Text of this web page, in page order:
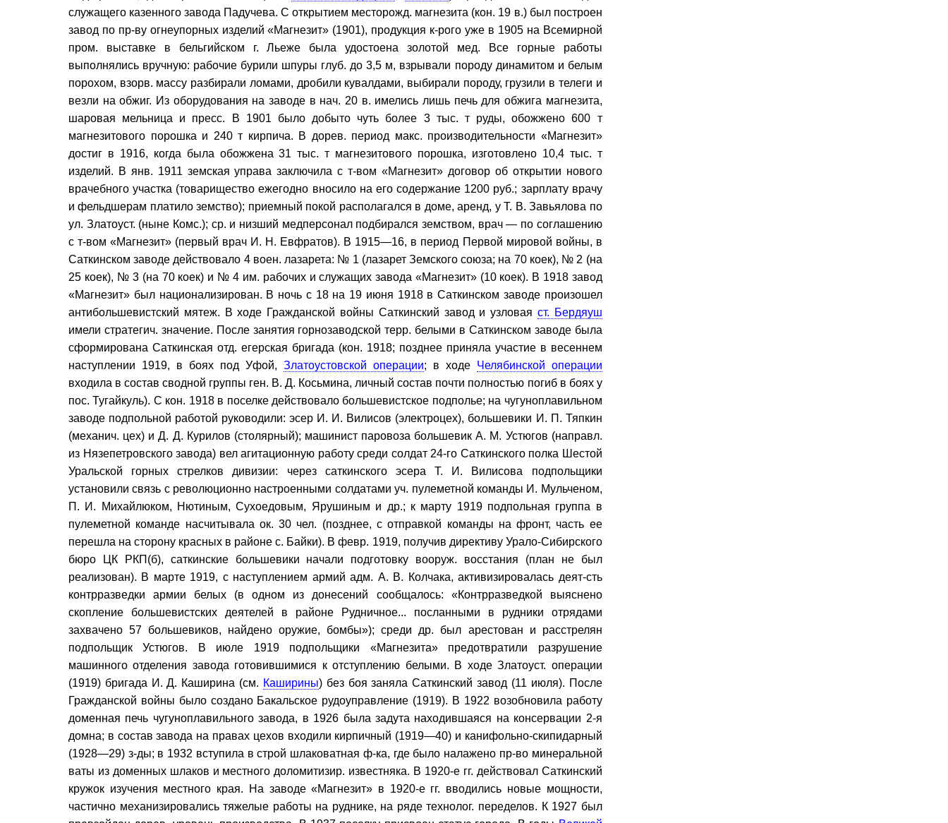
служащего казенного завода Падучева. С открытием месторожд. магнезита (кон. 19 в.) был построен
завод по пр-ву огнеупорных изделий «Магнезит» (1901), продукция к-рого уже в 1905 на Всемирной
пром. выставке в бельгийском г. Льеже была удостоена золотой мед. Все горные работы
выполнялись вручную: рабочие бурили шпуры глуб. до 3,5 м, взрывали породу динамитом и белым
порохом, взорв. массу разбирали ломами, дробили кувалдами, выбирали породу, грузили в телеги и
везли на обжиг. Из оборудования на заводе в нач. 20 в. имелись лишь печь для обжига магнезита,
шаровая мельница и пресс. В 1901 было добыто чуть более 3 тыс. т руды, обожжено 600 т
магнезитового порошка и 240 т кирпича. В дорев. период макс. производительности «Магнезит»
достиг в 1916, когда была обожжена 31 тыс. т магнезитового порошка, изготовлено 10,4 тыс. т
изделий. В янв. 1911 земская управа заключила с т-вом «Магнезит» договор об открытии нового
врачебного участка (товарищество ежегодно вносило на его содержание 1200 руб.; зарплату врачу
и фельдшерам платило земство); приемный покой располагался в доме, аренд, у Т. В. Завьялова по
ул. Златоуст. (ныне Комс.); ср. и низший медперсонал подбирался земством, врач — по соглашению
с т-вом «Магнезит» (первый врач И. Н. Евфратов). В 1915—16, в период Первой мировой войны, в
Саткинском заводе действовало 4 воен. лазарета: № 1 (лазарет Земского союза; на 70 коек), № 2 (на
25 коек), № 3 (на 70 коек) и № 4 им. рабочих и служащих завода «Магнезит» (10 коек). В 1918 завод
«Магнезит» был национализирован. В ночь с 18 на 19 июня 1918 в Саткинском заводе произошел
антибольшевистский мятеж. В ходе Гражданской войны Саткинский завод и узловая ст. Бердяуш
имели стратегич. значение. После занятия горнозаводской терр. белыми в Саткинском заводе была
сформирована Саткинская отд. егерская бригада (кон. 1918; позднее приняла участие в весеннем
наступлении 1919, в боях под Уфой, Златоустовской операции; в ходе Челябинской операции
входила в состав сводной группы ген. В. Д. Косьмина, личный состав почти полностью погиб в боях у
пос. Тугайкуль). С кон. 1918 в поселке действовало большевистское подполье; на чугуноплавильном
заводе подпольной работой руководили: эсер И. И. Вилисов (электроцех), большевики И. П. Тяпкин
(механич. цех) и Д. Д. Курилов (столярный); машинист паровоза большевик А. М. Устюгов (направл.
из Нязепетровского завода) вел агитационную работу среди солдат 24-го Саткинского полка Шестой
Уральской горных стрелков дивизии: через саткинского эсера Т. И. Вилисова подпольщики
установили связь с революционно настроенными солдатами уч. пулеметной команды И. Мульченом,
П. И. Михайлюком, Нютиным, Сухоедовым, Ярушиным и др.; к марту 1919 подпольная группа в
пулеметной команде насчитывала ок. 30 чел. (позднее, с отправкой команды на фронт, часть ее
перешла на сторону красных в районе с. Байки). В февр. 1919, получив директиву Урало-Сибирского
бюро ЦК РКП(б), саткинские большевики начали подготовку вооруж. восстания (план не был
реализован). В марте 1919, с наступлением армий адм. А. В. Колчака, активизировалась деят-сть
контрразведки армии белых (в одном из донесений сообщалось: «Контрразведкой выяснено
скопление большевистских деятелей в районе Рудничное... посланными в рудники отрядами
захвачено 57 большевиков, найдено оружие, бомбы»); среди др. был арестован и расстрелян
подпольщик Устюгов. В июле 1919 подпольщики «Магнезита» предотвратили разрушение
машинного отделения завода готовившимися к отступлению белыми. В ходе Златоуст. операции
(1919) бригада И. Д. Каширина (см. Каширины) без боя заняла Саткинский завод (11 июля). После
Гражданской войны было создано Бакальское рудоуправление (1919). В 1922 возобновила работу
доменная печь чугуноплавильного завода, в 1926 была задута находившаяся на консервации 2-я
домна; в состав завода на правах цехов входили кирпичный (1919—40) и канифольно-скипидарный
(1928—29) з-ды; в 1932 вступила в строй шлаковатная ф-ка, где было налажено пр-во минеральной
ваты из доменных шлаков и местного доломитизир. известняка. В 1920-е гг. действовал Саткинский
кружок изучения местного края. На заводе «Магнезит» в 1920-е гг. вводились новые мощности,
частично механизировались тяжелые работы на руднике, на ряде технолог. переделов. К 1927 был